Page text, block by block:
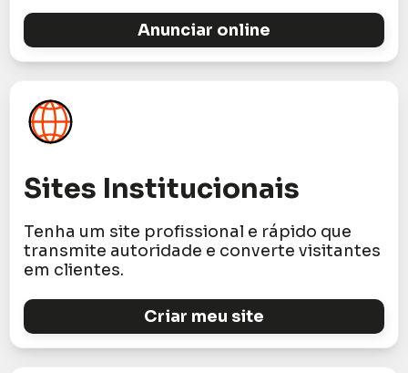
Anunciar online
Sites Institucionais
Tenha um site profissional e rápido que
transmite autoridade e converte visitantes
em clientes.
Criar meu site